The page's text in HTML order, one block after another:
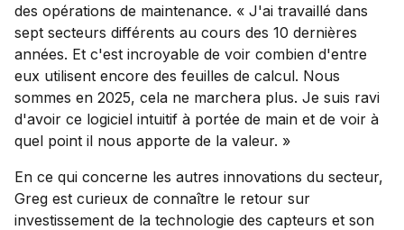
des opérations de maintenance. « J'ai travaillé dans
sept secteurs différents au cours des 10 dernières
années. Et c'est incroyable de voir combien d'entre
eux utilisent encore des feuilles de calcul. Nous
sommes en 2025, cela ne marchera plus. Je suis ravi
d'avoir ce logiciel intuitif à portée de main et de voir à
quel point il nous apporte de la valeur. »
En ce qui concerne les autres innovations du secteur,
Greg est curieux de connaître le retour sur
investissement de la technologie des capteurs et son